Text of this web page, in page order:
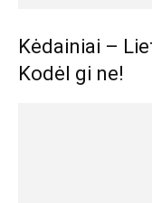
Kėdainiai –
Kodėl gi ne!